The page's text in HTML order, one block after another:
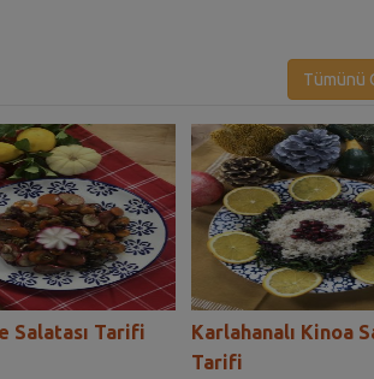
Tümünü
Salatası Tarifi
Karlahanalı Kinoa
Tarifi